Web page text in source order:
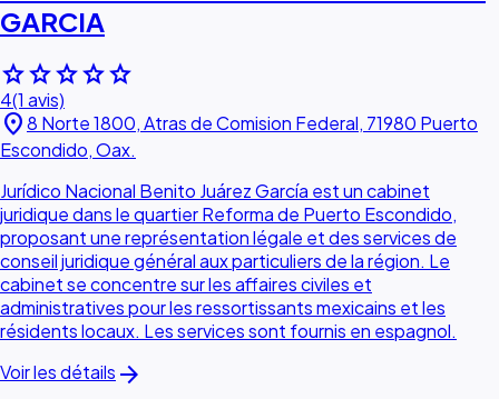
GARCIA
starstarstarstarstar
4(1 avis)
location_on8 Norte 1800, Atras de Comision Federal, 71980 Puerto
Escondido, Oax.
Jurídico Nacional Benito Juárez García est un cabinet
juridique dans le quartier Reforma de Puerto Escondido,
proposant une représentation légale et des services de
conseil juridique général aux particuliers de la région. Le
cabinet se concentre sur les affaires civiles et
administratives pour les ressortissants mexicains et les
résidents locaux. Les services sont fournis en espagnol.
Voir les détails arrow_forward